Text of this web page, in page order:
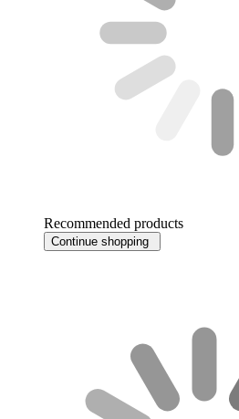
Recommended products
Continue shopping